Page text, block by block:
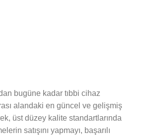
bugüne kadar tıbbi cihaz
alandaki en güncel ve gelişmiş
üst düzey kalite standartlarında
satışını yapmayı, başarılı